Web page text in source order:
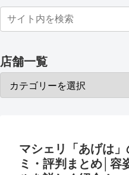
店舗一覧
マシェリ「あげは
ミ・評判まとめ│容